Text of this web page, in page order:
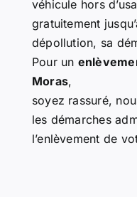
véhicule hors
gratuitement
dépollution, sa
Pour un
Moras,
soyez rassuré,
les démarches
l’enlèvement de